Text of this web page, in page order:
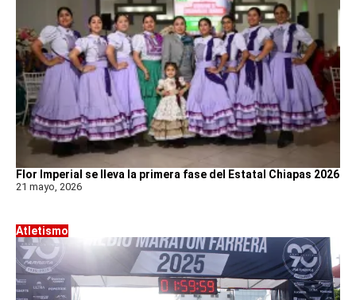
Flor Imperial se lleva la primera fase del Estatal Chiapas 2026
21 mayo, 2026
Atletismo